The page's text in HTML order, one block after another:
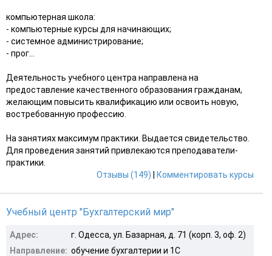
компьютерная школа:
- компьютерные курсы для начинающих;
- системное администрирование;
- прог...
Деятельность учебного центра направлена на
предоставление качественного образования гражданам,
желающим повысить квалификацию или освоить новую,
востребованную профессию.
На занятиях максимум практики. Выдается свидетельство.
Для проведения занятий привлекаются преподаватели-
практики.
Отзывы (149)
Комментировать курсы
Учебный центр "Бухгалтерский мир"
Адрес:
г. Одесса, ул. Базарная, д. 71 (корп. 3, оф. 2)
Направление: обучение бухгалтерии и 1С